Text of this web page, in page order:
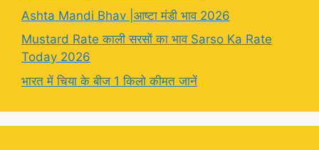
Ashta Mandi Bhav |आष्टा मंडी भाव 2026
Mustard Rate काली सरसों का भाव Sarso Ka Rate
Today 2026
भारत में चिया के बीज 1 किलो कीमत जानें